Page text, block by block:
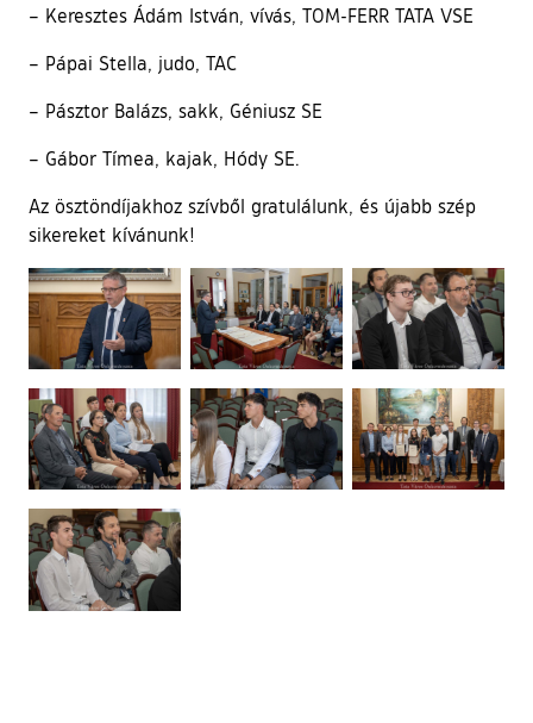
– Keresztes Ádám István, vívás, TOM-FERR TATA VSE
– Pápai Stella, judo, TAC
– Pásztor Balázs, sakk, Géniusz SE
– Gábor Tímea, kajak, Hódy SE.
Az ösztöndíjakhoz szívből gratulálunk, és újabb szép
sikereket kívánunk!
Ugrás a galéria utánra